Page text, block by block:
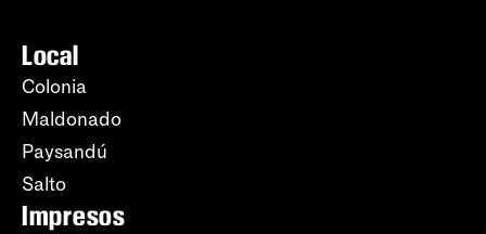
Local
Colonia
Maldonado
Paysandú
Salto
Impresos